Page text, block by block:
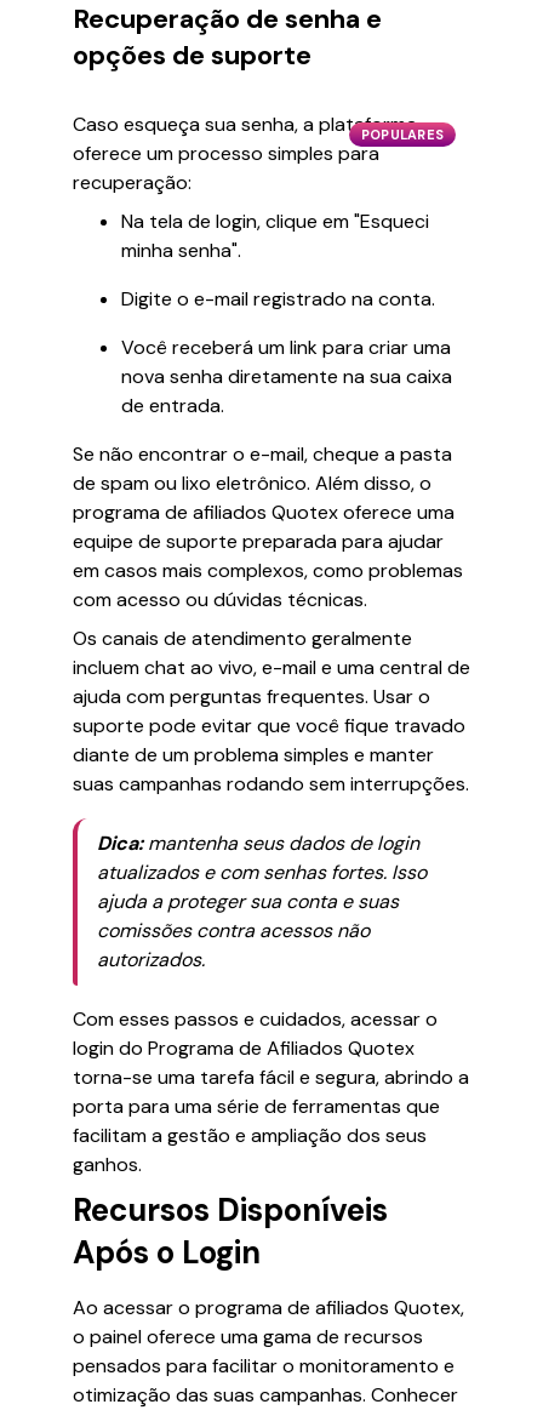
Recuperação de senha e
opções de suporte
POPULARES
Caso esqueça sua senha, a plataforma
oferece um processo simples para
recuperação:
Na tela de login, clique em "Esqueci
minha senha".
Digite o e-mail registrado na conta.
Você receberá um link para criar uma
nova senha diretamente na sua caixa
de entrada.
Se não encontrar o e-mail, cheque a pasta
de spam ou lixo eletrônico. Além disso, o
programa de afiliados Quotex oferece uma
equipe de suporte preparada para ajudar
em casos mais complexos, como problemas
com acesso ou dúvidas técnicas.
Os canais de atendimento geralmente
incluem chat ao vivo, e-mail e uma central de
ajuda com perguntas frequentes. Usar o
suporte pode evitar que você fique travado
diante de um problema simples e manter
suas campanhas rodando sem interrupções.
Dica:mantenha seus dados de login
atualizados e com senhas fortes. Isso
ajuda a proteger sua conta e suas
comissões contra acessos não
autorizados.
Com esses passos e cuidados, acessar o
login do Programa de Afiliados Quotex
torna-se uma tarefa fácil e segura, abrindo a
porta para uma série de ferramentas que
facilitam a gestão e ampliação dos seus
ganhos.
Recursos Disponíveis
Após o Login
Ao acessar o programa de afiliados Quotex,
o painel oferece uma gama de recursos
pensados para facilitar o monitoramento e
otimização das suas campanhas. Conhecer